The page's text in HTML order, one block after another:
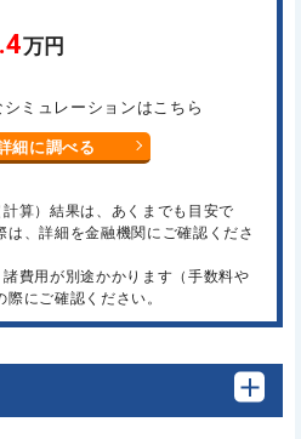
万円
ミュレーションはこちら
細に調べる
算）結果は、あくまでも目安で
、詳細を金融機関にご確認くださ
費用が別途かかります（手数料や
にご確認ください。